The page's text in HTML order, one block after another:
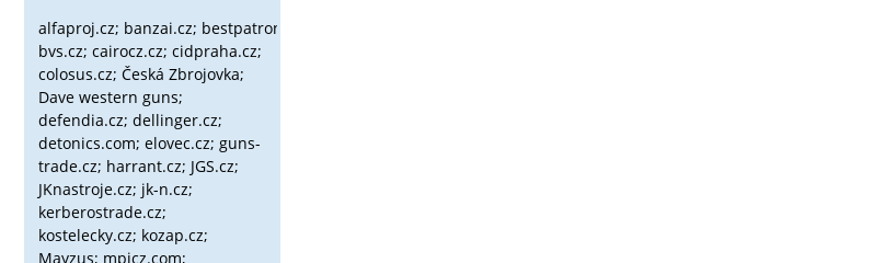
alfaproj.cz; banzai.cz; bestpatron.eu;
bvs.cz; cairocz.cz; cidpraha.cz;
colosus.cz; Česká Zbrojovka;
Dave western guns;
defendia.cz; dellinger.cz;
detonics.com; elovec.cz; guns-
trade.cz; harrant.cz; JGS.cz;
JKnastroje.cz; jk-n.cz;
kerberostrade.cz;
kostelecky.cz; kozap.cz;
Mayzus; mpicz.com;